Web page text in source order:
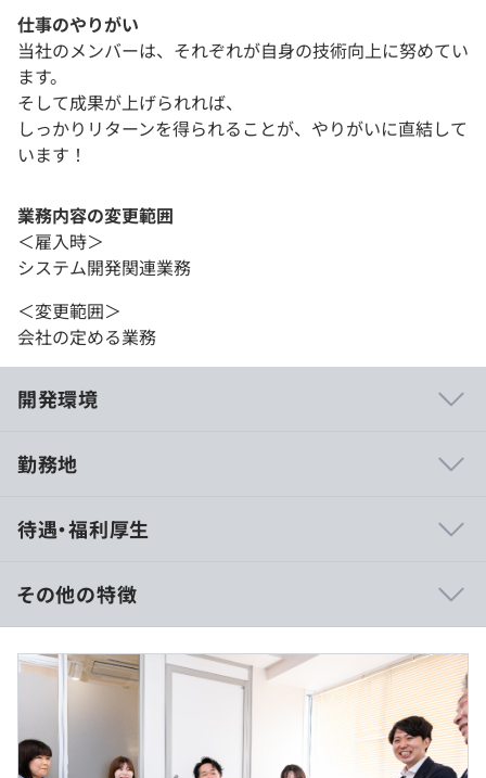
仕事のやりがい
当社のメンバーは、それぞれが自身の技術向上に努めてい
ます。
そして成果が上げられれば、
しっかりリターンを得られることが、やりがいに直結して
います！
業務内容の変更範囲
＜雇入時＞
システム開発関連業務
＜変更範囲＞
会社の定める業務
開発環境
ェクト
・開発人数：500人程度
・開発期間：3年間
・対応内容：
プロジェクト管理計画書の作成、進捗管理、変更管理、
工程管理、コミュニケーション管理、構成管理、欠陥管
勤務地
待遇・福利厚生
月給：54万1,700円～＋決算賞与＋各種手当
【内訳】
みなし残業手当：140,905円～（45時間分を含む）
その他の特徴